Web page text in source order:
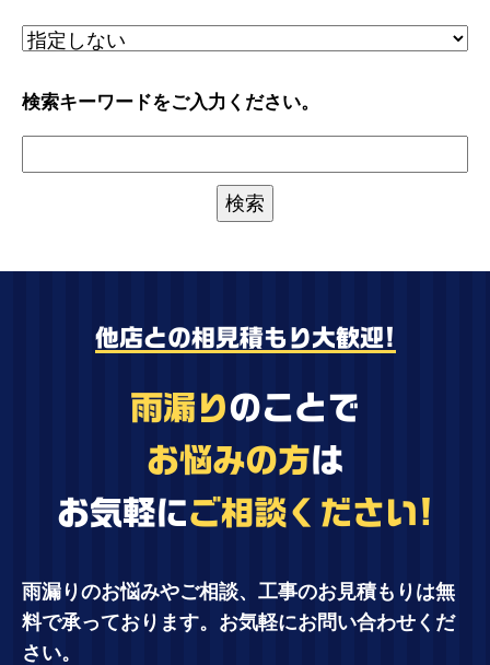
検索キーワードをご入力ください。
他店との相見積もり大歓迎!
雨漏りのことで
お悩みの方は
お気軽にご相談ください!
雨漏りのお悩みやご相談、工事のお見積もりは無
料で承っております。お気軽にお問い合わせくだ
さい。